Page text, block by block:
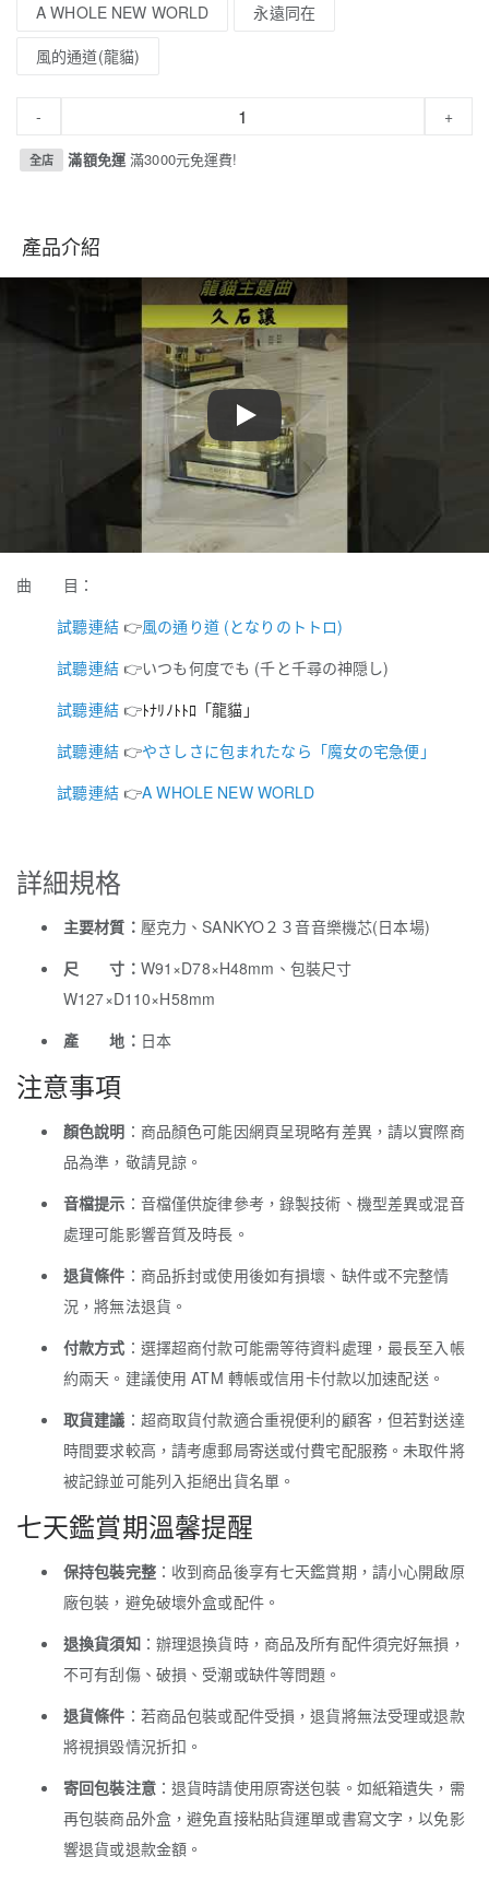
A WHOLE NEW WORLD
永遠同在
風的通道(龍貓)
- +
全店 滿額免運滿3000元免運費!
產品介紹
Play
曲 目：
試聽連結 👉風の通り道 (となりのトトロ)
試聽連結 👉いつも何度でも (千と千尋の神隠し)
試聽連結 👉ﾄﾅﾘﾉﾄﾄﾛ 「龍貓」
試聽連結 👉やさしさに包まれたなら「魔女の宅急便」
試聽連結 👉A WHOLE NEW WORLD
詳細規格
主要材質： 壓克力、SANKYO２３音音樂機芯(日本場)
尺 寸： W91×D78×H48mm、包裝尺寸
W127×D110×H58mm
產 地： 日本
注意事項
顏色說明 ：商品顏色可能因網頁呈現略有差異，請以實際商
品為準，敬請見諒。
音檔提示 ：音檔僅供旋律參考，錄製技術、機型差異或混音
處理可能影響音質及時長。
退貨條件 ：商品拆封或使用後如有損壞、缺件或不完整情
況，將無法退貨。
付款方式 ：選擇超商付款可能需等待資料處理，最長至入帳
約兩天。建議使用 ATM 轉帳或信用卡付款以加速配送。
取貨建議 ：超商取貨付款適合重視便利的顧客，但若對送達
時間要求較高，請考慮郵局寄送或付費宅配服務。未取件將
被記錄並可能列入拒絕出貨名單。
七天鑑賞期溫馨提醒
保持包裝完整：收到商品後享有七天鑑賞期，請小心開啟原
廠包裝，避免破壞外盒或配件。
退換貨須知：辦理退換貨時，商品及所有配件須完好無損，
不可有刮傷、破損、受潮或缺件等問題。
退貨條件 ：若商品包裝或配件受損，退貨將無法受理或退款
將視損毀情況折扣。
寄回包裝注意：退貨時請使用原寄送包裝。如紙箱遺失，需
再包裝商品外盒，避免直接粘貼貨運單或書寫文字，以免影
響退貨或退款金額。